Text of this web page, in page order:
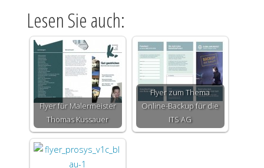
Lesen Sie auch:
Flyer für Malermeister
Thomas Kussauer
Flyer zum Thema
Online-Backup für die
ITS AG